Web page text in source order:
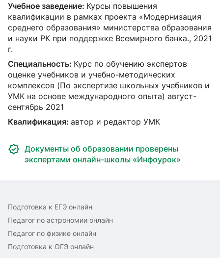
Учебное заведение: Курсы повышения
квалификации в рамках проекта «Модернизация
среднего образования» министерства образования
и науки РК при поддержке Всемирного банка., 2021
г.
Специальность: Курс по обучению экспертов
оценке учебников и учебно-методических
комплексов (По экспертизе школьных учебников и
УМК на основе международного опыта) август-
сентябрь 2021
Квалификация: автор и редактор УМК
Документы об образовании проверены
экспертами онлайн-школы «Инфоурок»
Подготовка к ЕГЭ онлайн
Педагог по астрономии онлайн
Педагог по физике онлайн
Подготовка к ОГЭ онлайн